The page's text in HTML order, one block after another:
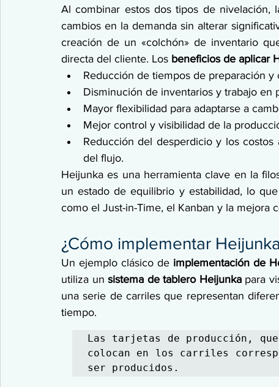
Al combinar estos dos tipos de nivelación,
cambios en la demanda sin alterar
creación de un «colchón» de inventario
directa del cliente. Los beneficios de aplicar
Reducción de tiempos de preparación
Disminución de inventarios y trabajo en
Mayor flexibilidad para adaptarse a
Mejor control y visibilidad de la
Reducción del desperdicio y los
del flujo.
Heijunka es una herramienta clave en la
un estado de equilibrio y estabilidad, lo
como el Just-in-Time, el Kanban y la mejora
¿Cómo implementar Heijunka
Un ejemplo clásico de implementación de
utiliza un sistema de tablero Heijunka para
una serie de carriles que representan
tiempo.
Las tarjetas de producción,
colocan en los carriles
ser producidos.